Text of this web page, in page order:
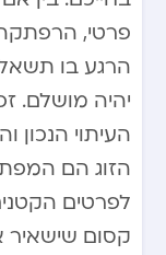
פרטי,
הרגע בו
יהיה מושלם.
העיתוי הנכון
הזוג הם
לפרטים
קסום שישאיר